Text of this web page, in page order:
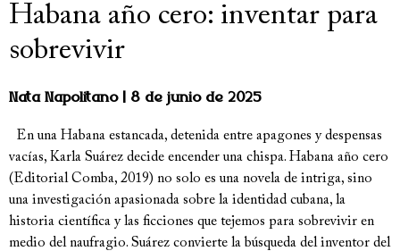
Habana año cero: inventar para
sobrevivir
Nata Napolitano 8 de junio de 2025
En una Habana estancada, detenida entre apagones y despensas
vacías, Karla Suárez decide encender una chispa. Habana año cero
(Editorial Comba, 2019) no solo es una novela de intriga, sino
una investigación apasionada sobre la identidad cubana, la
historia científica y las ficciones que tejemos para sobrevivir en
medio del naufragio. Suárez convierte la búsqueda del inventor del